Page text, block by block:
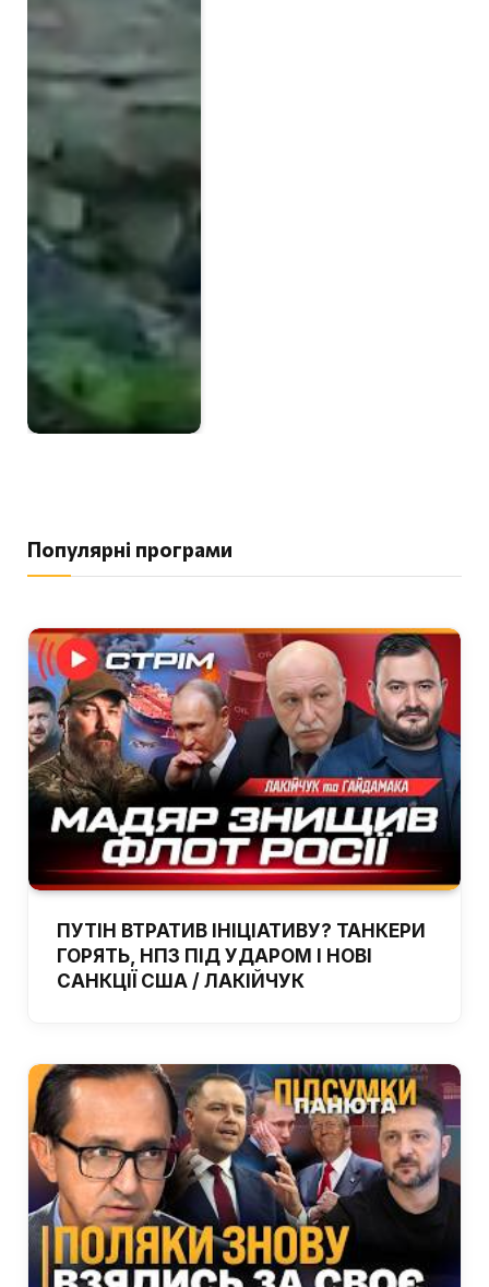
Популярні програми
ПУТІН ВТРАТИВ ІНІЦІАТИВУ? ТАНКЕРИ
ГОРЯТЬ, НПЗ ПІД УДАРОМ І НОВІ
САНКЦІЇ США / ЛАКІЙЧУК